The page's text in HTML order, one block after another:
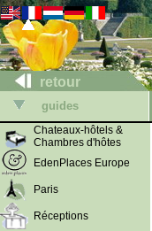
retour
guides
Chateaux-hôtels &
Chambres d'hôtes
EdenPlaces Europe
Paris
Réceptions